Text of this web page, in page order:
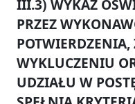
III.3) WYKAZ
PRZEZ
WYKLUCZENIU
UDZIAŁU W